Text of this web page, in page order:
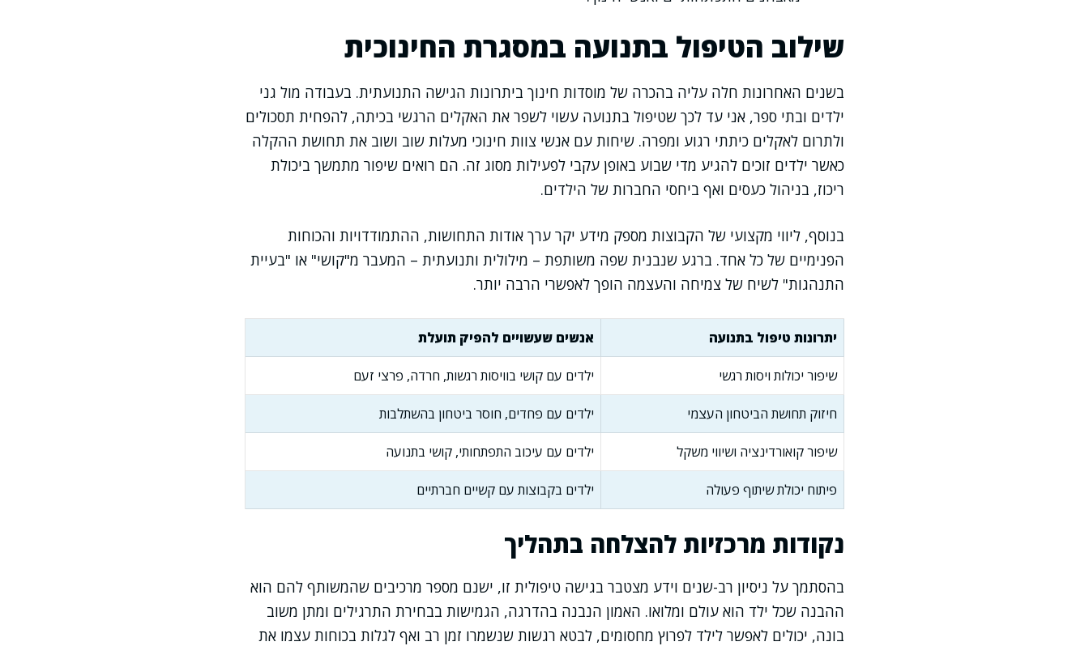
שילוב הטיפול בתנועה במסגרת החינוכית
בשנים האחרונות חלה עליה בהכרה של מוסדות חינוך ביתרונות הגישה התנועתית. בעבודה מול גני
ילדים ובתי ספר, אני עד לכך שטיפול בתנועה עשוי לשפר את האקלים הרגשי בכיתה, להפחית תסכולים
ולתרום לאקלים כיתתי רגוע ומפרה. שיחות עם אנשי צוות חינוכי מעלות שוב ושוב את תחושת ההקלה
כאשר ילדים זוכים להגיע מדי שבוע באופן עקבי לפעילות מסוג זה. הם רואים שיפור מתמשך ביכולת
ריכוז, בניהול כעסים ואף ביחסי החברות של הילדים.
בנוסף, ליווי מקצועי של הקבוצות מספק מידע יקר ערך אודות התחושות, ההתמודדויות והכוחות
הפנימיים של כל אחד. ברגע שנבנית שפה משותפת – מילולית ותנועתית – המעבר מ"קושי" או "בעיית
התנהגות" לשיח של צמיחה והעצמה הופך לאפשרי הרבה יותר.
יתרונות טיפול בתנועה אנשים שעשויים להפיק תועלת
שיפור יכולות ויסות רגשי ילדים עם קושי בוויסות רגשות, חרדה, פרצי זעם
חיזוק תחושת הביטחון העצמי ילדים עם פחדים, חוסר ביטחון בהשתלבות
שיפור קואורדינציה ושיווי משקל ילדים עם עיכוב התפתחותי, קושי בתנועה
פיתוח יכולת שיתוף פעולה ילדים בקבוצות עם קשיים חברתיים
נקודות מרכזיות להצלחה בתהליך
בהסתמך על ניסיון רב-שנים וידע מצטבר בגישה טיפולית זו, ישנם מספר מרכיבים שהמשותף להם הוא
ההבנה שכל ילד הוא עולם ומלואו. האמון הנבנה בהדרגה, הגמישות בבחירת התרגילים ומתן משוב
בונה, יכולים לאפשר לילד לפרוץ מחסומים, לבטא רגשות שנשמרו זמן רב ואף לגלות בכוחות עצמו את